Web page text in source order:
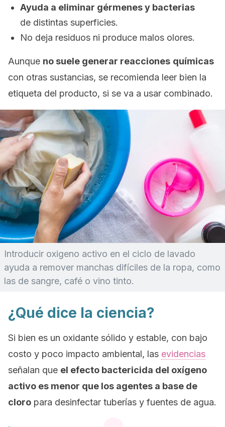
Ayuda a eliminar gérmenes y bacterias
de distintas superficies.
No deja residuos ni produce malos olores.
Aunque no suele generar reacciones químicas
con otras sustancias, se recomienda leer bien la
etiqueta del producto, si se va a usar combinado.
Introducir oxigeno activo en el ciclo de lavado
ayuda a remover manchas difíciles de la ropa, como
las de sangre, café o vino tinto.
¿Qué dice la ciencia?
Si bien es un oxidante sólido y estable, con bajo
costo y poco impacto ambiental, las evidencias
señalan que el efecto bactericida del oxígeno
activo es menor que los agentes a base de
cloro para desinfectar tuberías y fuentes de agua.